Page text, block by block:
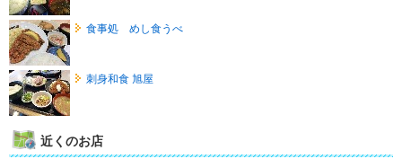
食事処 めし食うべ
刺身和食 旭屋
近くのお店